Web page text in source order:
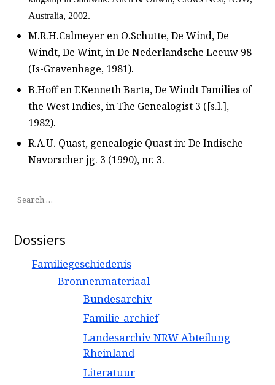
Australia, 2002.
M.R.H.Calmeyer en O.Schutte, De Wind, De
Windt, De Wint, in De Nederlandsche Leeuw 98
(Is-Gravenhage, 1981).
B.Hoff en F.Kenneth Barta, De Windt Families of
the West Indies, in The Genealogist 3 ([s.l.],
1982).
R.A.U. Quast, genealogie Quast in: De Indische
Navorscher jg. 3 (1990), nr. 3.
for:
Dossiers
Familiegeschiedenis
Bronnenmateriaal
Bundesarchiv
Familie-archief
Landesarchiv NRW Abteilung
Rheinland
Literatuur